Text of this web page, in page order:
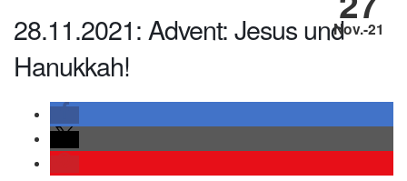
Nov.-21
28.11.2021: Advent: Jesus und
Hanukkah!